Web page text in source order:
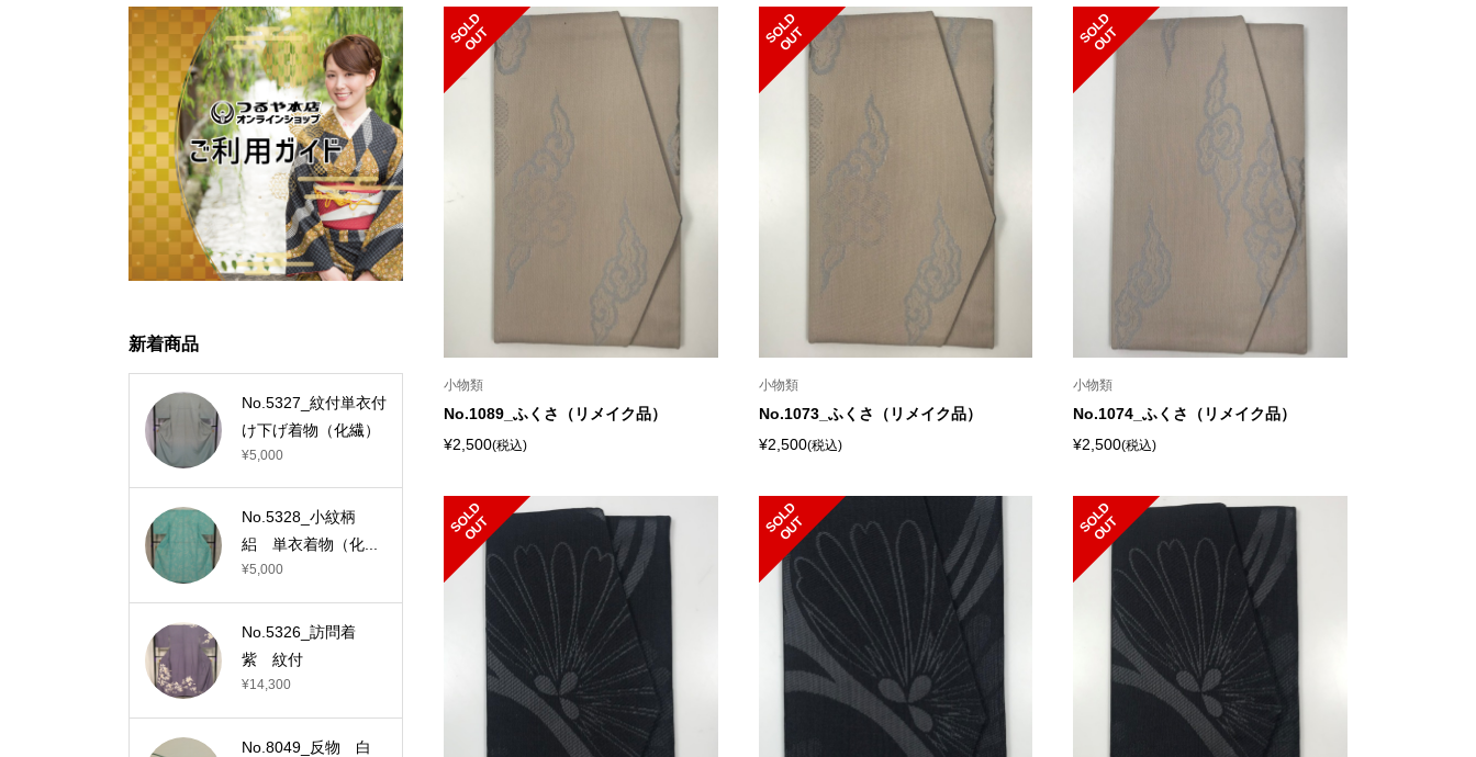
S
O
L
D
O
U
T
小物類
No.1089_ふくさ（リメイク品）
¥2,500(税込)
S
O
L
D
O
U
T
小物類
No.1073_ふくさ（リメイク品）
¥2,500(税込)
S
O
L
D
O
U
T
小物類
No.1074_ふくさ（リメイク品）
¥2,500(税込)
S
O
L
D
O
U
T S
O
L
D
O
U
T S
O
L
D
O
U
T
新着商品
No.5327_紋付単衣付
け下げ着物（化繊）
¥5,000
No.5328_小紋柄
絽 単衣着物（化...
¥5,000
No.5326_訪問着
紫 紋付
¥14,300
No.8049_反物 白